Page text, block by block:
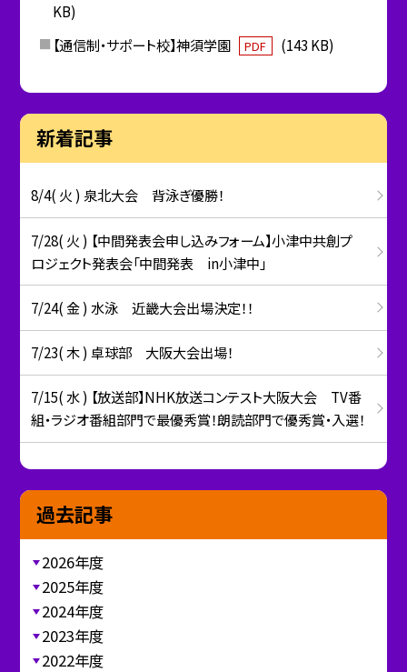
KB)
【通信制・サポート校】神須学園
PDF (143 KB)
新着記事
8/4( 火 ) 泉北大会 背泳ぎ優勝！
7/28( 火 ) 【中間発表会申し込みフォーム】小津中共創プ
ロジェクト発表会「中間発表 in小津中」
7/24( 金 ) 水泳 近畿大会出場決定！！
7/23( 木 ) 卓球部 大阪大会出場！
7/15( 水 ) 【放送部】NHK放送コンテスト大阪大会 TV番
組・ラジオ番組部門で最優秀賞！朗読部門で優秀賞・入選！
過去記事
2026年度
2025年度
2024年度
2023年度
2022年度